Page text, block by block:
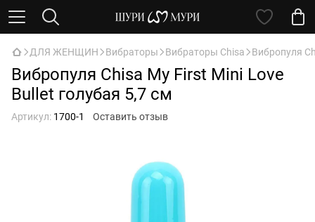
ДЛЯ ЖЕНЩИН Вибраторы Вибраторы Chisa Вибропуля
Вибропуля Chisa My First Mini Love
Bullet голубая 5,7 см
Артикул: 1700-1 Оставить отзыв